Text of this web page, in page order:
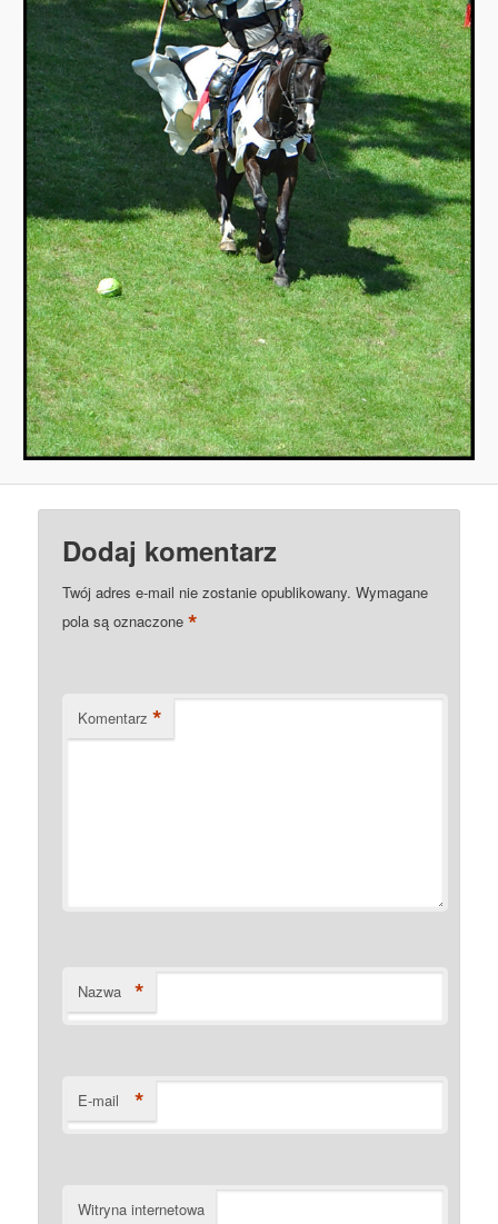
Dodaj komentarz
Twój adres e-mail nie zostanie opublikowany. Wymagane
pola są oznaczone*
Komentarz *
Nazwa *
E-mail *
Witryna internetowa